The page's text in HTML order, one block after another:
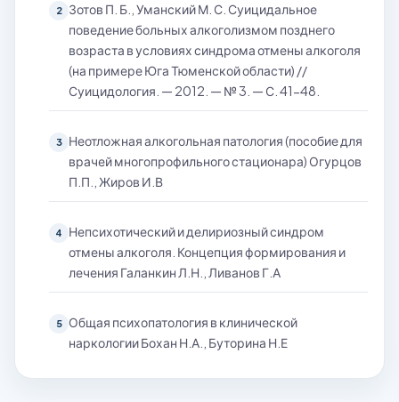
2
Зотов П. Б., Уманский М. С. Суицидальное
поведение больных алкоголизмом позднего
возраста в условиях синдрома отмены алкоголя
(на примере Юга Тюменской области) //
Суицидология. — 2012. — № 3. — С. 41-48.
3
Неотложная алкогольная патология (пособие для
врачей многопрофильного стационара) Огурцов
П.П., Жиров И.В
4
Непсихотический и делириозный синдром
отмены алкоголя. Концепция формирования и
лечения Галанкин Л.Н., Ливанов Г.А
5
Общая психопатология в клинической
наркологии Бохан Н.А., Буторина Н.Е